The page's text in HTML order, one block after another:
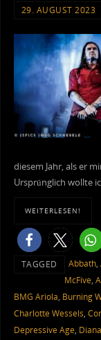
29. AUGUST 2023
diesem Jahr, als er
Ursprünglich wollte
WEITERLESEN!
TAGGED Abbath,
McFive,
BMG Ariola, Burning
Charlotte Wessels,
Depressive Age,